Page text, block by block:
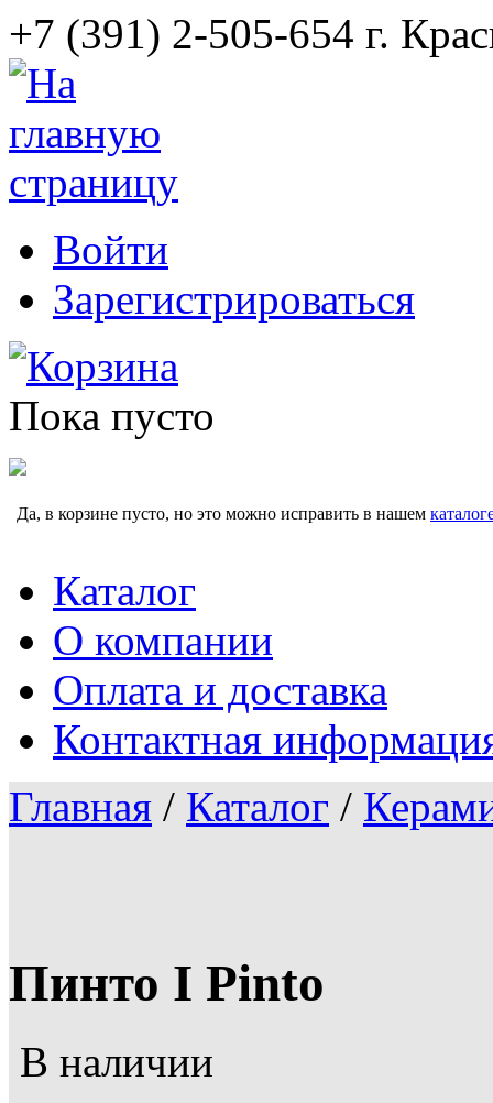
+7 (391) 2-505-654 г.
Войти
Зарегистрироваться
Корзина
Пока пусто
Да, в корзине пусто, но это можно исправить в нашем
Каталог
О компании
Оплата и доставка
Контактная
Главная / Каталог /
Пинто I Pinto
В наличии